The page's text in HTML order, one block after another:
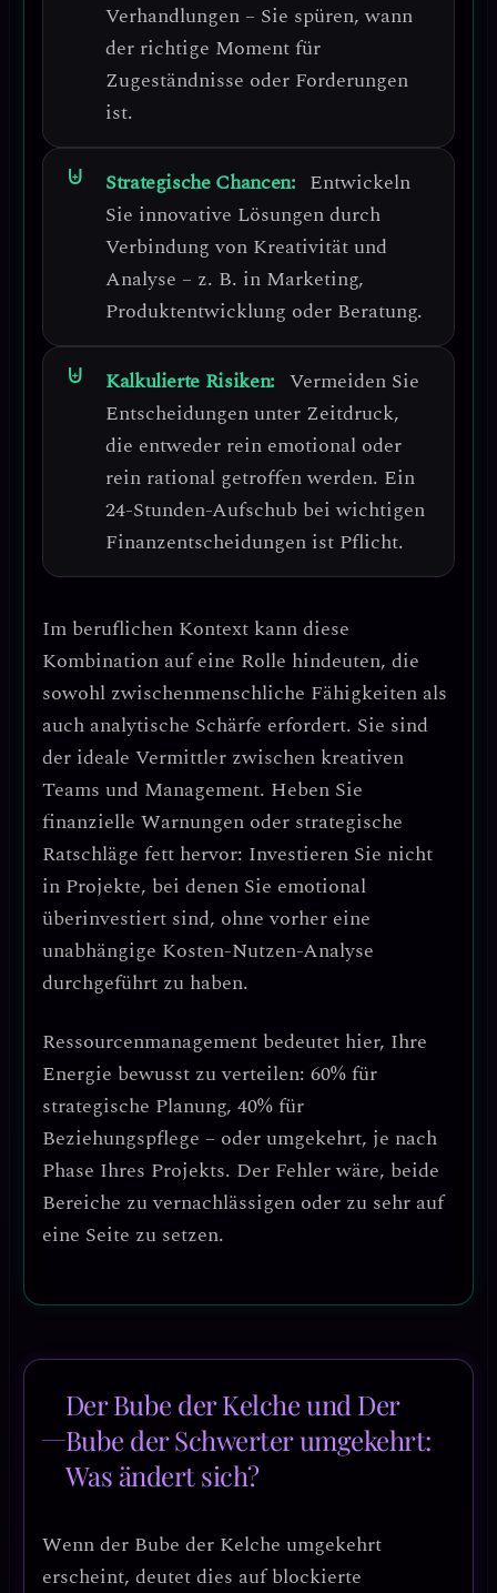
Verhandlungen – Sie spüren, wann
der richtige Moment für
Zugeständnisse oder Forderungen
ist.
Strategische Chancen: Entwickeln
Sie innovative Lösungen durch
Verbindung von Kreativität und
Analyse – z. B. in Marketing,
Produktentwicklung oder Beratung.
Kalkulierte Risiken: Vermeiden Sie
Entscheidungen unter Zeitdruck,
die entweder rein emotional oder
rein rational getroffen werden. Ein
24-Stunden-Aufschub bei wichtigen
Finanzentscheidungen ist Pflicht.
Im beruflichen Kontext kann diese
Kombination auf eine Rolle hindeuten, die
sowohl zwischenmenschliche Fähigkeiten als
auch analytische Schärfe erfordert. Sie sind
der ideale Vermittler zwischen kreativen
Teams und Management. Heben Sie
finanzielle Warnungen oder strategische
Ratschläge fett hervor: Investieren Sie nicht
in Projekte, bei denen Sie emotional
überinvestiert sind, ohne vorher eine
unabhängige Kosten-Nutzen-Analyse
durchgeführt zu haben.
Ressourcenmanagement bedeutet hier, Ihre
Energie bewusst zu verteilen: 60% für
strategische Planung, 40% für
Beziehungspflege – oder umgekehrt, je nach
Phase Ihres Projekts. Der Fehler wäre, beide
Bereiche zu vernachlässigen oder zu sehr auf
eine Seite zu setzen.
Der Bube der Kelche und Der
Bube der Schwerter umgekehrt:
Was ändert sich?
Wenn der Bube der Kelche umgekehrt
erscheint, deutet dies aufblockierte